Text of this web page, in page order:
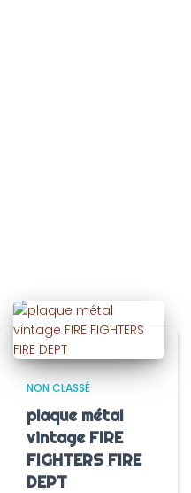
NON CLASSÉ
plaque métal
vintage FIRE
FIGHTERS FIRE
DEPT